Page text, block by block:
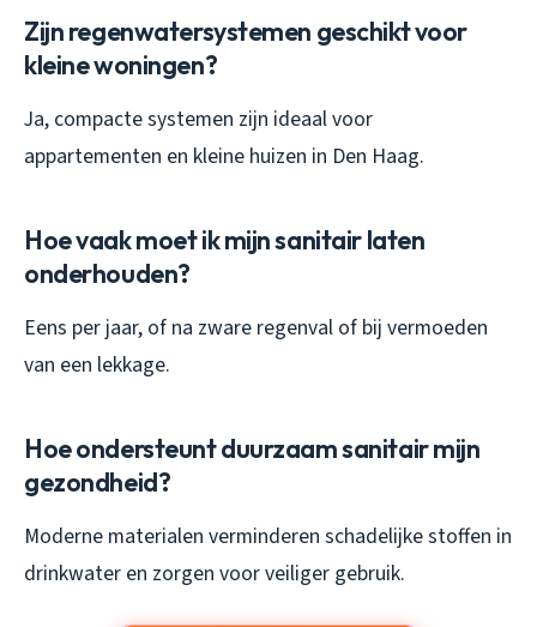
Zijn regenwatersystemen geschikt voor
kleine woningen?
Ja, compacte systemen zijn ideaal voor
appartementen en kleine huizen in Den Haag.
Hoe vaak moet ik mijn sanitair laten
onderhouden?
Eens per jaar, of na zware regenval of bij vermoeden
van een lekkage.
Hoe ondersteunt duurzaam sanitair mijn
gezondheid?
Moderne materialen verminderen schadelijke stoffen in
drinkwater en zorgen voor veiliger gebruik.